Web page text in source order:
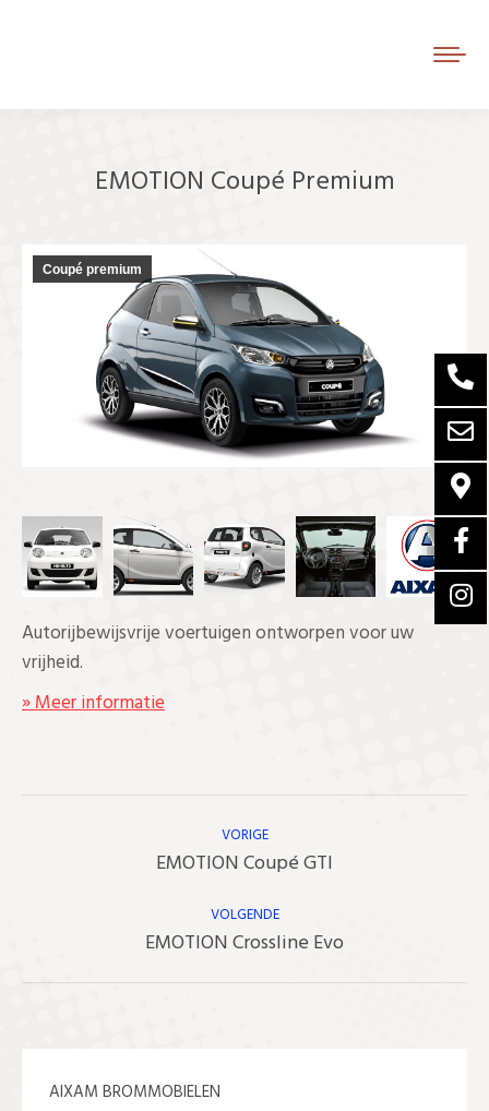
EMOTION Coupé Premium
Coupé premium
Autorijbewijsvrije voertuigen ontworpen voor uw
vrijheid.
» Meer informatie
Bericht
VORIGE
Vorig
EMOTION Coupé GTI
VOLGENDE
Volgend
EMOTION Crossline Evo
AIXAM BROMMOBIELEN